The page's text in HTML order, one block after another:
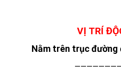
VỊ TRÍ
Nằm trên trục đường